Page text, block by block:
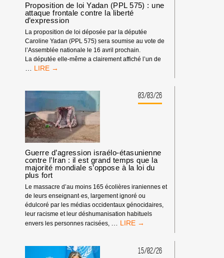
Proposition de loi Yadan (PPL 575) : une
attaque frontale contre la liberté
d’expression
La proposition de loi déposée par la députée
Caroline Yadan (PPL 575) sera soumise au vote de
l’Assemblée nationale le 16 avril prochain.
La députée elle-même a clairement affiché l’un de
… PROPOSITION
YADAN
575)
:
UNE
ATTAQUE
FRONTALE
CONTRE
LA
LIBERTÉ
D’EXPRESSION
03/03/26
Guerre d’agression israélo-étasunienne
contre l’Iran : il est grand temps que la
majorité mondiale s’oppose à la loi du
plus fort
Le massacre d’au moins 165 écolières iraniennes et
de leurs enseignant·es, largement ignoré ou
édulcoré par les médias occidentaux génocidaires,
leur racisme et leur déshumanisation habituels
envers les personnes racisées, … GUERRE
ÉTASUNIENNE
15/02/26